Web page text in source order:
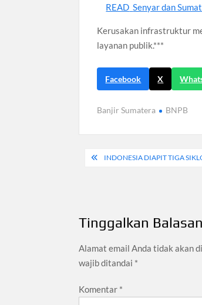
READ Senyar dan
Kerusakan infrastruktur
layanan publik.***
Facebook X
Banjir Sumatera BNPB
Navigasi
INDONESIA DIAPIT TIGA
Tinggalkan Balasan
Alamat email Anda tidak akan
wajib ditandai *
Komentar *